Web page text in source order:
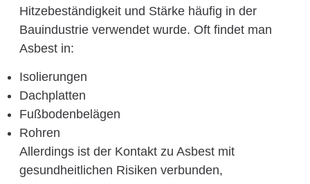
Hitzebeständigkeit und Stärke häufig in der
Bauindustrie verwendet wurde. Oft findet man
Asbest in:
Isolierungen
Dachplatten
Fußbodenbelägen
Rohren
Allerdings ist der Kontakt zu Asbest mit
gesundheitlichen Risiken verbunden,